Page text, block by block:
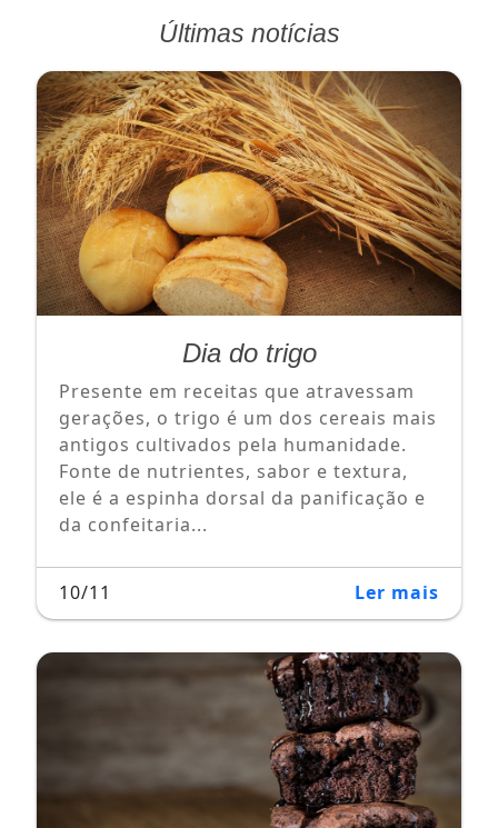
Últimas notícias
Dia do trigo
Presente em receitas que atravessam
gerações, o trigo é um dos cereais mais
antigos cultivados pela humanidade.
Fonte de nutrientes, sabor e textura,
ele é a espinha dorsal da panificação e
da confeitaria...
10/11 Ler mais